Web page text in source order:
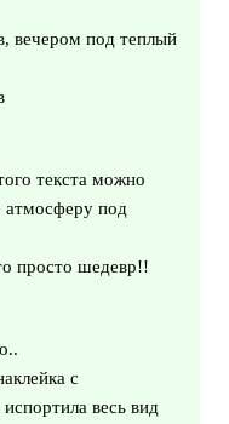
вечером под теплый
текста можно
атмосферу под
просто шедевр!!
с
весь вид